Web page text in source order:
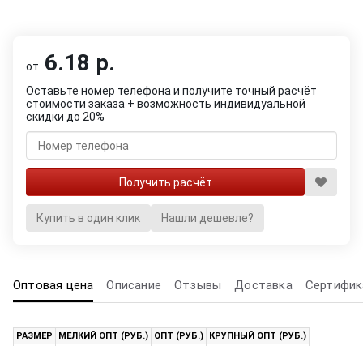
от 6.18 р.
Оставьте номер телефона и получите точный расчёт
стоимости заказа + возможность индивидуальной
скидки до 20%
Купить в один клик Нашли дешевле?
Оптовая цена Описание Отзывы Доставка
РАЗМЕР МЕЛКИЙ ОПТ (РУБ.) ОПТ (РУБ.)
КРУПНЫЙ ОПТ (РУБ.)